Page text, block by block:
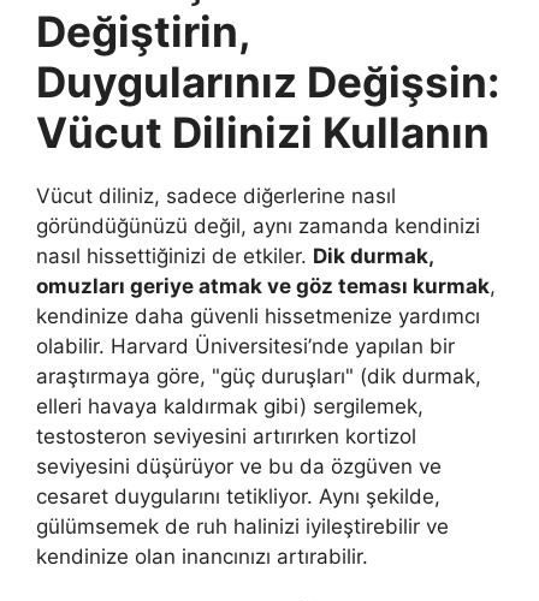
Değiştirin,
Duygularınız Değişsin:
Vücut Dilinizi Kullanın
Vücut diliniz, sadece diğerlerine nasıl
göründüğünüzü değil, aynı zamanda kendinizi
nasıl hissettiğinizi de etkiler. Dik durmak,
omuzları geriye atmak ve göz teması kurmak,
kendinize daha güvenli hissetmenize yardımcı
olabilir. Harvard Üniversitesi’nde yapılan bir
araştırmaya göre, "güç duruşları" (dik durmak,
elleri havaya kaldırmak gibi) sergilemek,
testosteron seviyesini artırırken kortizol
seviyesini düşürüyor ve bu da özgüven ve
cesaret duygularını tetikliyor. Aynı şekilde,
gülümsemek de ruh halinizi iyileştirebilir ve
kendinize olan inancınızı artırabilir.